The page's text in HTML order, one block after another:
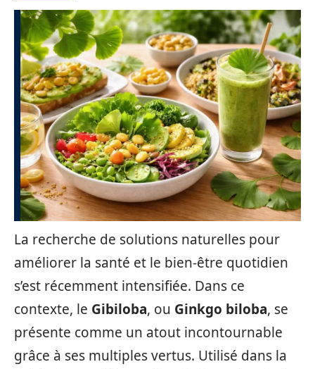
La recherche de solutions naturelles pour
améliorer la santé et le bien-être quotidien
s’est récemment intensifiée. Dans ce
contexte, le Gibiloba, ou Ginkgo biloba, se
présente comme un atout incontournable
grâce à ses multiples vertus. Utilisé dans la